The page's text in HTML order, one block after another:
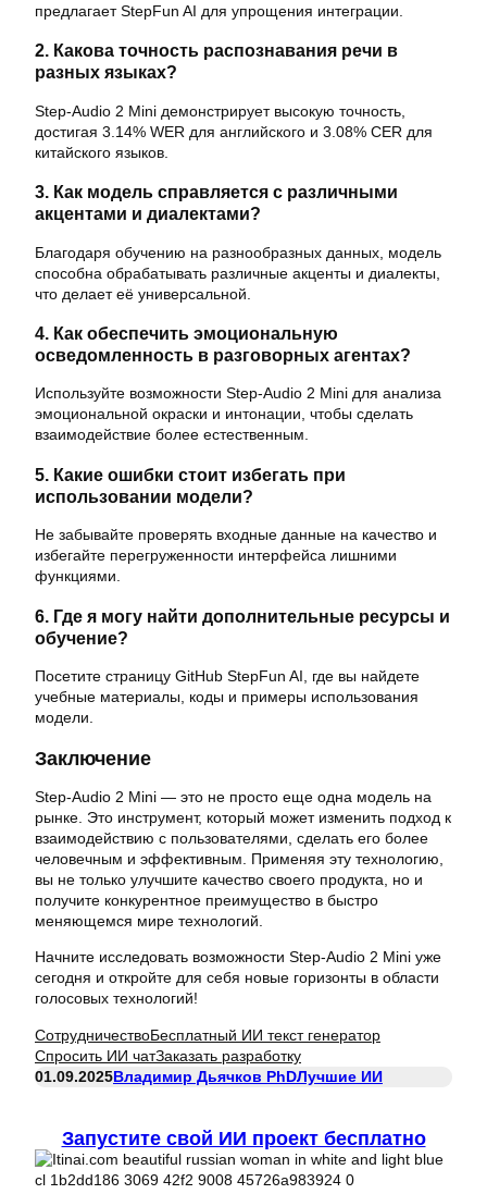
предлагает StepFun AI для упрощения интеграции.
2. Какова точность распознавания речи в
разных языках?
Step-Audio 2 Mini демонстрирует высокую точность,
достигая 3.14% WER для английского и 3.08% CER для
китайского языков.
3. Как модель справляется с различными
акцентами и диалектами?
Благодаря обучению на разнообразных данных, модель
способна обрабатывать различные акценты и диалекты,
что делает её универсальной.
4. Как обеспечить эмоциональную
осведомленность в разговорных агентах?
Используйте возможности Step-Audio 2 Mini для анализа
эмоциональной окраски и интонации, чтобы сделать
взаимодействие более естественным.
5. Какие ошибки стоит избегать при
использовании модели?
Не забывайте проверять входные данные на качество и
избегайте перегруженности интерфейса лишними
функциями.
6. Где я могу найти дополнительные ресурсы и
обучение?
Посетите страницу GitHub StepFun AI, где вы найдете
учебные материалы, коды и примеры использования
модели.
Заключение
Step-Audio 2 Mini — это не просто еще одна модель на
рынке. Это инструмент, который может изменить подход к
взаимодействию с пользователями, сделать его более
человечным и эффективным. Применяя эту технологию,
вы не только улучшите качество своего продукта, но и
получите конкурентное преимущество в быстро
меняющемся мире технологий.
Начните исследовать возможности Step-Audio 2 Mini уже
сегодня и откройте для себя новые горизонты в области
голосовых технологий!
СотрудничествоБесплатный ИИ текст генератор
Спросить ИИ чатЗаказать разработку
01.09.2025Владимир Дьячков PhDЛучшие ИИ
Запустите свой ИИ проект бесплатно